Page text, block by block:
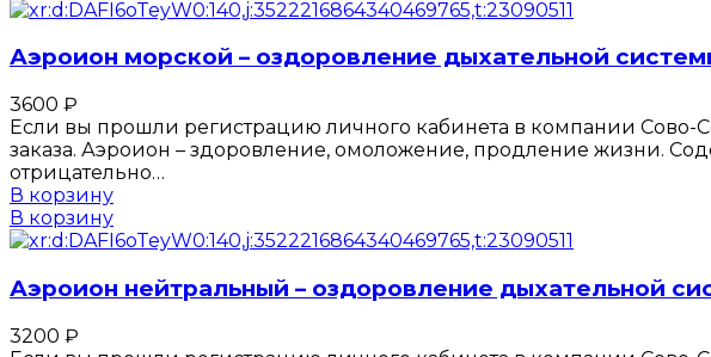
Аэроион морской – оздоровление дыхательной
3600 ₽
Если вы прошли регистрацию личного кабинета в компании Сово-
заказа. Аэроион – здоровление, омоложение, продление жизни.
отрицательно…
В корзину
В корзину
Аэроион нейтральный – оздоровление дыхательной
3200 ₽